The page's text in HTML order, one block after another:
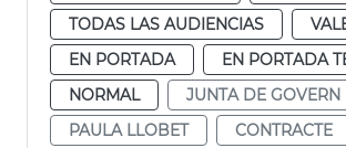
TODAS LAS AUDIENCIAS
EN PORTADA
EN PORTADA
NORMAL
JUNTA DE GOVERN
PAULA LLOBET
CONTRACTE